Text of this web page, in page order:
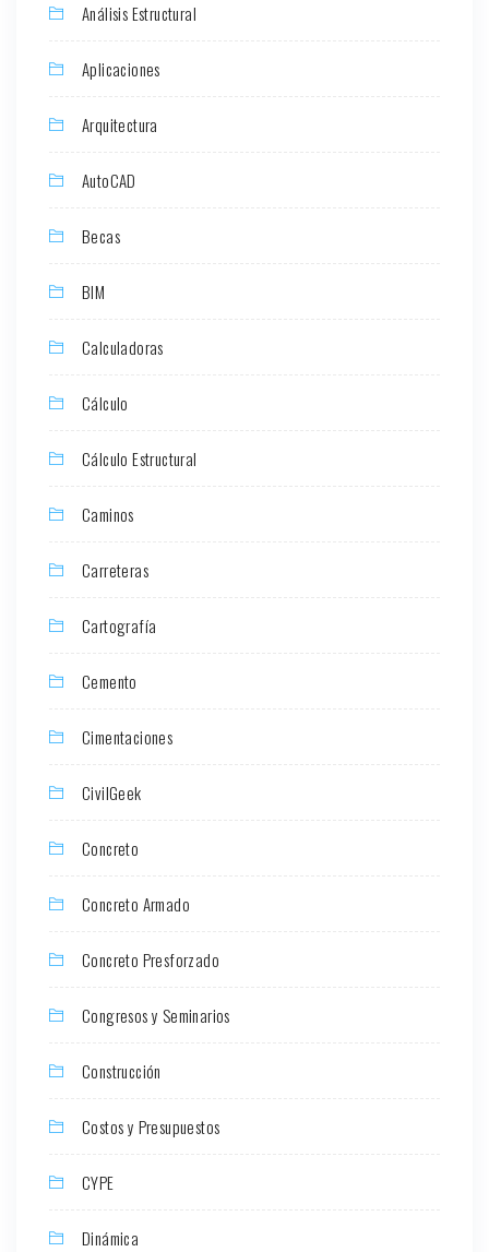
Análisis Estructural
Aplicaciones
Arquitectura
AutoCAD
Becas
BIM
Calculadoras
Cálculo
Cálculo Estructural
Caminos
Carreteras
Cartografía
Cemento
Cimentaciones
CivilGeek
Concreto
Concreto Armado
Concreto Presforzado
Congresos y Seminarios
Construcción
Costos y Presupuestos
CYPE
Dinámica